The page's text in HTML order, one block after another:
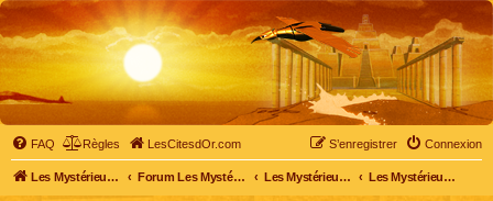
FAQ Règles LesCitesdOr.com Connexion
S’enregistrer
Les Mystérieuses Cités d'Or - LesCitesdOr.com Forum Les Mystérieuses Cités d'Or Les Mystérieuses Cités d'Or Les Mystérieuses Cités d'Or : saison 3 (2016)